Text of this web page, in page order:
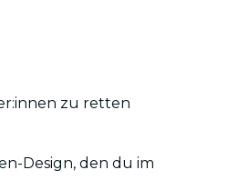
zu retten
Design, den du im